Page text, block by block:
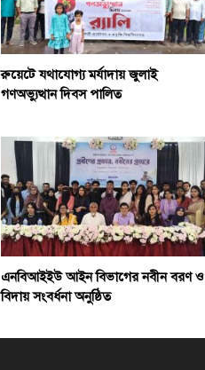
রুয়েটে যথাযোগ্য মর্যাদায় জুলাই
গণঅভ্যুত্থান দিবস পালিত
এনবিআইইউ আইন বিভাগের নবীন বরণ ও
বিদায় সংবর্ধনা অনুষ্ঠিত